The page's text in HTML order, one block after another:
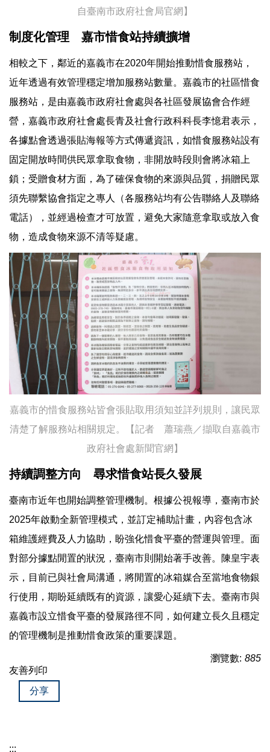
自臺南市政府社會局官網】
制度化管理 嘉市惜食站持續擴增
相較之下，鄰近的嘉義市在2020年開始推動惜食服務站，
近年透過有效管理穩定增加服務站數量。嘉義市的社區惜食
服務站，是由嘉義市政府社會處與各社區發展協會合作經
營，嘉義市政府社會處長青及社會行政科科長李憶君表示，
各據點會透過張貼海報等方式傳遞資訊，如惜食服務站設有
固定開放時間供民眾拿取食物，非開放時段則會將冰箱上
鎖；受贈食材方面，為了確保食物的來源與品質，捐贈民眾
須先聯繫協會指定之專人（各服務站均有公告聯絡人及聯絡
電話），並經過檢查才可放置，避免大家隨意拿取或放入食
物，造成食物來源不清等疑慮。
嘉義市的惜食服務站皆會張貼取用須知並詳列規則，讓民眾
清楚了解服務站相關規定。【記者 蕭瑞燕／擷取自嘉義市
政府社會處新聞官網】
持續調整方向 尋求惜食站長久發展
臺南市近年也開始調整管理機制。根據公視報導，臺南市於
2025年啟動全新管理模式，並訂定補助計畫，內容包含冰
箱維護經費及人力協助，盼強化惜食平臺的營運與管理。面
對部分據點閒置的狀況，臺南市則開始著手改善。陳皇宇表
示，目前已與社會局溝通，將閒置的冰箱媒合至當地食物銀
行使用，期盼延續既有的資源，讓愛心延續下去。臺南市與
嘉義市設立惜食平臺的發展路徑不同，如何建立長久且穩定
的管理機制是推動惜食政策的重要課題。
瀏覽數: 885
友善列印
分享
:::